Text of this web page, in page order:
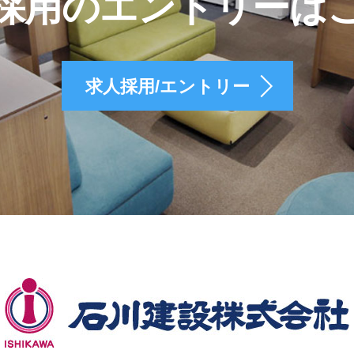
求人採用/エントリー